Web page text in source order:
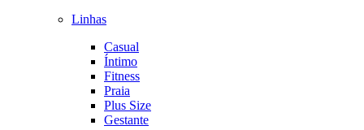
Linhas
Casual
Íntimo
Fitness
Praia
Plus Size
Gestante